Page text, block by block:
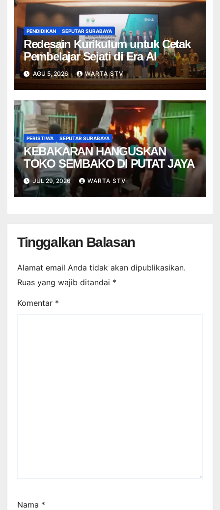
PENDIDIKAN SEPUTAR SURABAYA
Redesain Kurikulum untuk Cetak
Pembelajar Sejati di Era AI
AGU 5, 2026 WARTA STV
PERISTIWA SEPUTAR SURABAYA
KEBAKARAN HANGUSKAN
TOKO SEMBAKO DI PUTAT JAYA
JUL 29, 2026 WARTA STV
Tinggalkan Balasan
Alamat email Anda tidak akan dipublikasikan.
Ruas yang wajib ditandai *
Komentar *
Nama *